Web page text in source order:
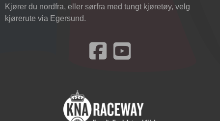
Kjører du nordfra, eller sørfra med tungt kjøretøy, velg
kjørerute via Egersund.
Besøk oss på Facebook